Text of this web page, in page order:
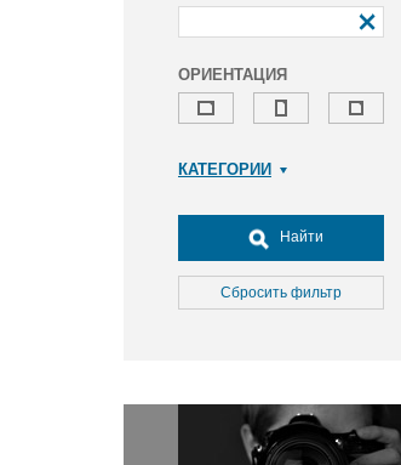
ОРИЕНТАЦИЯ
КАТЕГОРИИ
Досуг, туризм и отдых
Культура
Медицина
Окружающая среда
Политика
Найти
Сбросить фильтр